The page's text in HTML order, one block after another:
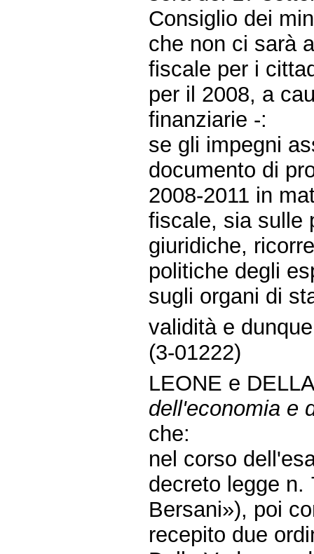
Consiglio dei
che non ci sarà
fiscale per i
per il 2008, a
finanziarie -:
se gli impegni
documento di
2008-2011 in
fiscale, sia sulle
giuridiche,
politiche degli
sugli organi di
validità e
(3-01222)
LEONE e
dell'economia e
che:
nel corso
decreto legge n.
Bersani»), poi
recepito due